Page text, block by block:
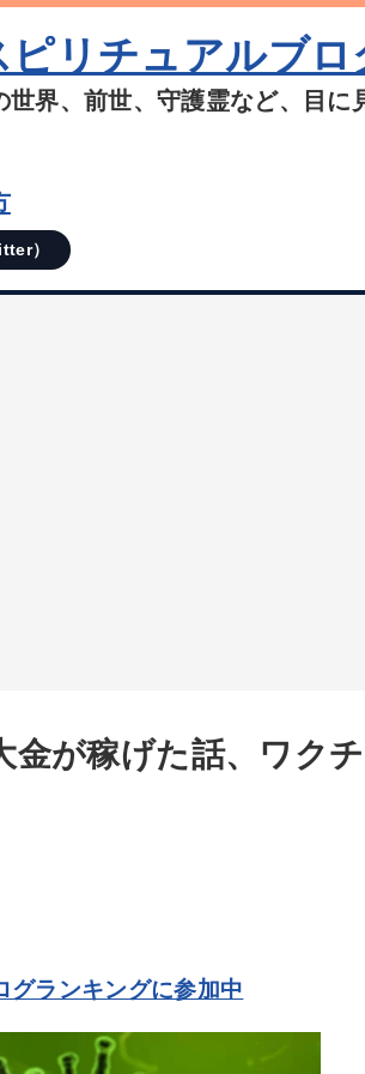
ピリチュアルブ
界、前世、守護霊など、目
）
金が稼げた話、ワク
グランキングに参加中